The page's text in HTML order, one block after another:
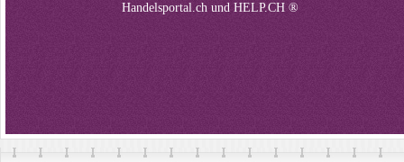
Handelsportal.ch und HELP.CH ®